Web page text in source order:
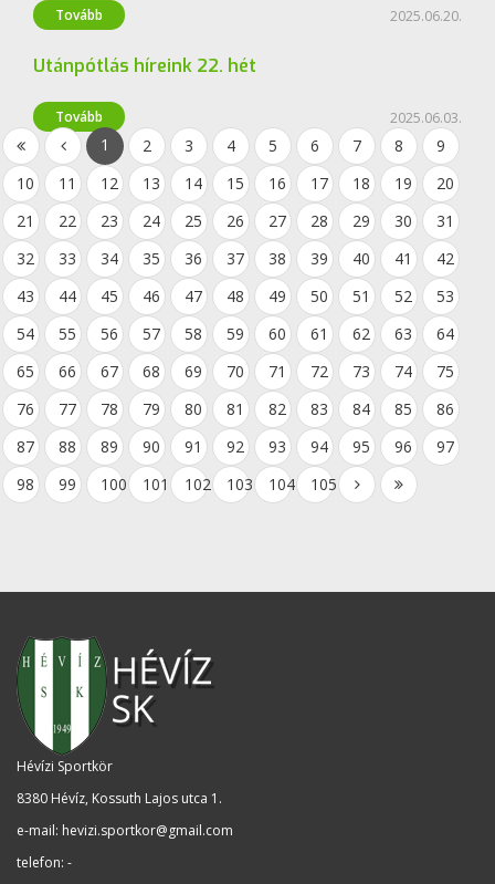
Tovább 2025.06.20.
Labdarúgás
Utánpótlás híreink 22. hét
Tovább 2025.06.03.
1 2 3 4 5 6 7 8
9
10
11 12 13 14 15 16 17 18 19
20
21
22 23 24 25 26 27 28 29 30
31
32
33 34 35 36 37 38 39 40 41
42
43
44 45 46 47 48 49 50 51 52
53
54
55 56 57 58 59 60 61 62 63
64
65
66 67 68 69 70 71 72 73 74
75
76
77 78 79 80 81 82 83 84 85
86
87
88 89 90 91 92 93 94 95 96
97
98
99 100 101 102 103 104 105
Hévízi Sportkör
8380 Hévíz, Kossuth Lajos utca 1 .
e-mail: hevizi.sportkor@gmail.com
telefon: -